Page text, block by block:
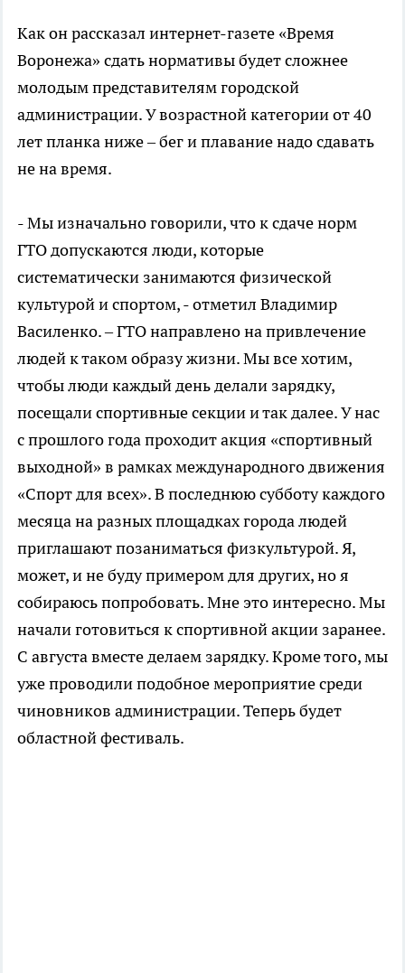
Как он рассказал интернет-газете «Время
Воронежа» сдать нормативы будет сложнее
молодым представителям городской
администрации. У возрастной категории от 40
лет планка ниже – бег и плавание надо сдавать
не на время.
- Мы изначально говорили, что к сдаче норм
ГТО допускаются люди, которые
систематически занимаются физической
культурой и спортом, - отметил Владимир
Василенко. – ГТО направлено на привлечение
людей к таком образу жизни. Мы все хотим,
чтобы люди каждый день делали зарядку,
посещали спортивные секции и так далее. У нас
с прошлого года проходит акция «спортивный
выходной» в рамках международного движения
«Спорт для всех». В последнюю субботу каждого
месяца на разных площадках города людей
приглашают позаниматься физкультурой. Я,
может, и не буду примером для других, но я
собираюсь попробовать. Мне это интересно. Мы
начали готовиться к спортивной акции заранее.
С августа вместе делаем зарядку. Кроме того, мы
уже проводили подобное мероприятие среди
чиновников администрации. Теперь будет
областной фестиваль.